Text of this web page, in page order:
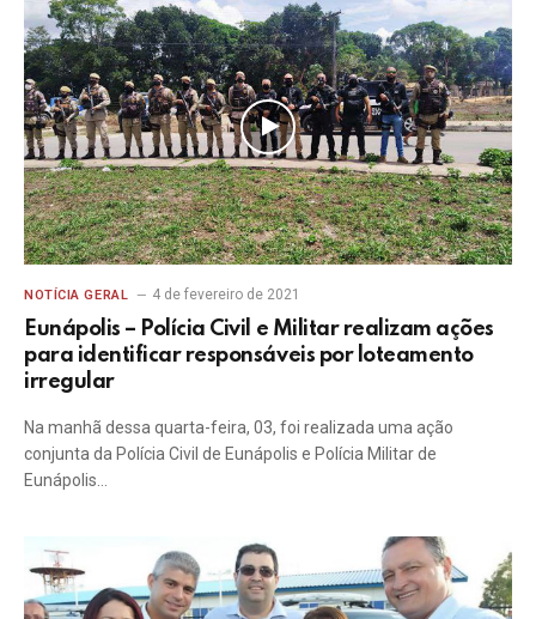
NOTÍCIA GERAL 4 de fevereiro de 2021
Eunápolis – Polícia Civil e Militar realizam ações
para identificar responsáveis por loteamento
irregular
Na manhã dessa quarta-feira, 03, foi realizada uma ação
conjunta da Polícia Civil de Eunápolis e Polícia Militar de
Eunápolis…